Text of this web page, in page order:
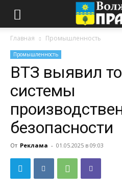
Главная Промышленность
Промышленность
ВТЗ выявил
системы
безопасности
От Реклама - 01.05.2025 в 09:03